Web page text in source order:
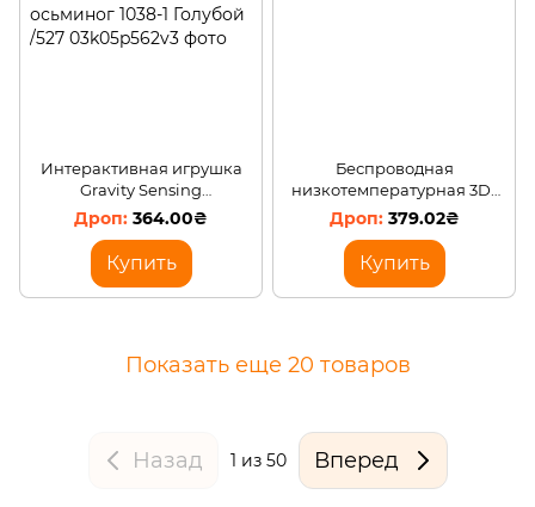
Интерактивная игрушка
Gravity Sensing
Танцующий
Эмоциональный осьминог
1038-1 Голубой /527
364.00₴
Купить
Беспроводная
низкотемпературная 3D-
ручка
379.02₴
Купить
Показать еще 20 товаров
Назад 1 из 50 Вперед